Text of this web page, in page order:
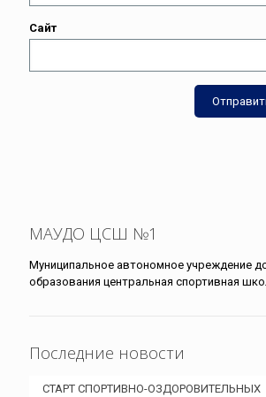
Сайт
МАУДО ЦСШ №1
Муниципальное автономное учреждение
образования центральная спортивная
Последние новости
СТАРТ СПОРТИВНО-ОЗДОРОВИТЕЛЬНЫХ